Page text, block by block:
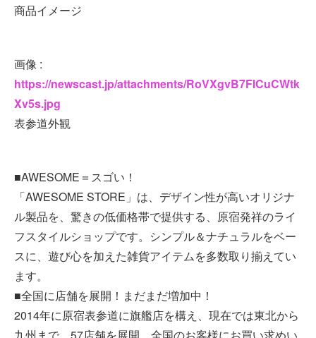
商品イメージ
画像 :
https://newscast.jp/attachments/RoVXgvB7FICuCWtk
Xv5s.jpg
表参道外観
■AWESOME＝スゴい！
「AWESOME STORE」は、デザイン性が高いオリジナ
ル製品を、驚きの低価格帯で提供する、原宿発祥のライ
フスタイルショップです。シンプル＆ナチュラルをベー
スに、遊び心を加えた雑貨アイテムを多数取り揃えてい
ます。
■全国に店舗を展開！まだまだ増加中！
2014年に原宿表参道に旗艦店を構え、現在では東北から